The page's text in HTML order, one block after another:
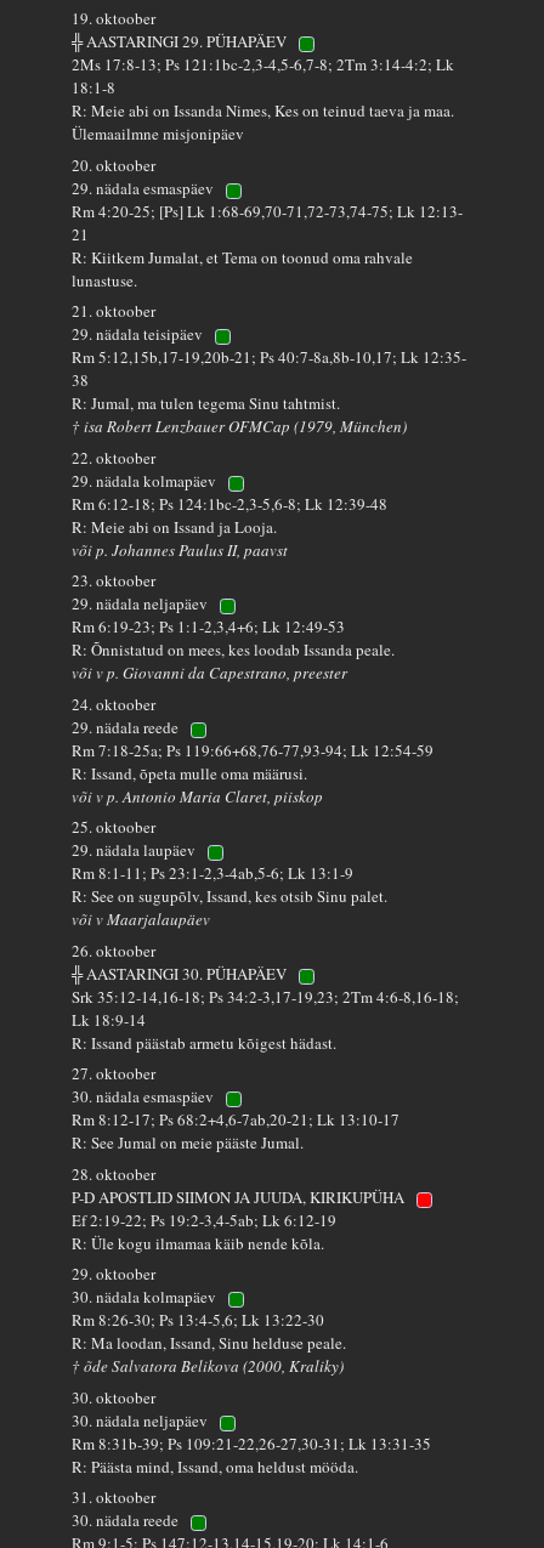
19. oktoober
╬ AASTARINGI 29. PÜHAPÄEV
2Ms 17:8-13; Ps 121:1bc-2,3-4,5-6,7-8; 2Tm 3:14-4:2; Lk
18:1-8
R: Meie abi on Issanda Nimes, Kes on teinud taeva ja maa.
Ülemaailmne misjonipäev
20. oktoober
29. nädala esmaspäev
Rm 4:20-25; [Ps] Lk 1:68-69,70-71,72-73,74-75; Lk 12:13-
21
R: Kiitkem Jumalat, et Tema on toonud oma rahvale
lunastuse.
21. oktoober
29. nädala teisipäev
Rm 5:12,15b,17-19,20b-21; Ps 40:7-8a,8b-10,17; Lk 12:35-
38
R: Jumal, ma tulen tegema Sinu tahtmist.
† isa Robert Lenzbauer OFMCap (1979, München)
22. oktoober
29. nädala kolmapäev
Rm 6:12-18; Ps 124:1bc-2,3-5,6-8; Lk 12:39-48
R: Meie abi on Issand ja Looja.
või p. Johannes Paulus II, paavst
23. oktoober
29. nädala neljapäev
Rm 6:19-23; Ps 1:1-2,3,4+6; Lk 12:49-53
R: Õnnistatud on mees, kes loodab Issanda peale.
või v p. Giovanni da Capestrano, preester
24. oktoober
29. nädala reede
Rm 7:18-25a; Ps 119:66+68,76-77,93-94; Lk 12:54-59
R: Issand, õpeta mulle oma määrusi.
või v p. Antonio Maria Claret, piiskop
25. oktoober
29. nädala laupäev
Rm 8:1-11; Ps 23:1-2,3-4ab,5-6; Lk 13:1-9
R: See on sugupõlv, Issand, kes otsib Sinu palet.
või v Maarjalaupäev
26. oktoober
╬ AASTARINGI 30. PÜHAPÄEV
Srk 35:12-14,16-18; Ps 34:2-3,17-19,23; 2Tm 4:6-8,16-18;
Lk 18:9-14
R: Issand päästab armetu kõigest hädast.
27. oktoober
30. nädala esmaspäev
Rm 8:12-17; Ps 68:2+4,6-7ab,20-21; Lk 13:10-17
R: See Jumal on meie pääste Jumal.
28. oktoober
P-D APOSTLID SIIMON JA JUUDA, KIRIKUPÜHA
Ef 2:19-22; Ps 19:2-3,4-5ab; Lk 6:12-19
R: Üle kogu ilmamaa käib nende kõla.
29. oktoober
30. nädala kolmapäev
Rm 8:26-30; Ps 13:4-5,6; Lk 13:22-30
R: Ma loodan, Issand, Sinu helduse peale.
† õde Salvatora Belikova (2000, Kraliky)
30. oktoober
30. nädala neljapäev
Rm 8:31b-39; Ps 109:21-22,26-27,30-31; Lk 13:31-35
R: Päästa mind, Issand, oma heldust mööda.
31. oktoober
30. nädala reede